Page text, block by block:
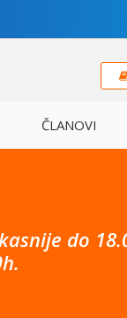
ČLANOVI
do
.